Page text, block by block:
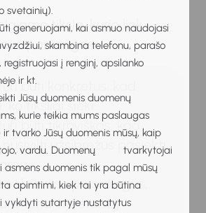
svetainių).
generuojami, kai asmuo naudojasi
skambina telefonu, parašo
registruojasi į renginį, apsilanko
ir kt.
Jūsų duomenis duomenų
kurie teikia mums paslaugas
tvarko Jūsų duomenis mūsų, kaip
vardu. Duomenų tvarkytojai
duomenis tik pagal mūsų
apimtimi, kiek tai yra būtina
vykdyti sutartyje nustatytus
tikslą, kurio link
pastangas.
būti konkretus, kad
ko tiksliai sieki.
būti tikroviškas, kad
užsibrėžus pasiekti
būti tau prasmingas,
stipriai norėtum jį